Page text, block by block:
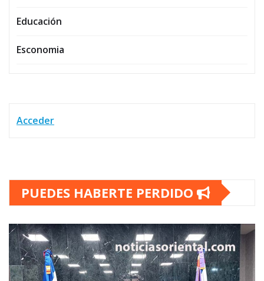
Educación
Esconomia
Acceder
PUEDES HABERTE PERDIDO